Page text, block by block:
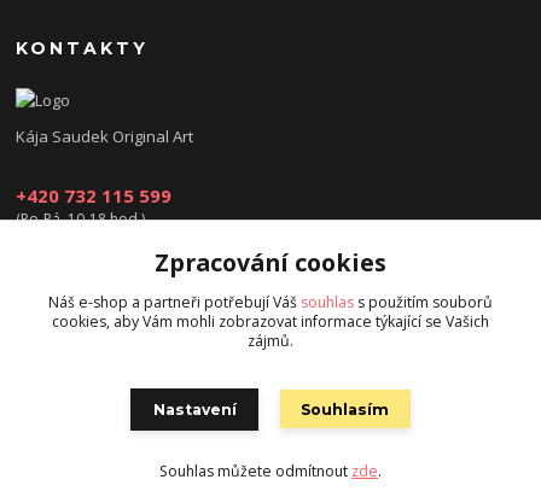
KONTAKTY
Kája Saudek Original Art
+420 732 115 599
(Po-Pá, 10-18 hod.)
obchod@kajasaudek.cz
Vytvořeno na
Eshop-rychle.cz
Zpracování cookies
Náš e-shop a partneři potřebují Váš souhlas s použitím souborů
cookies, aby Vám mohli zobrazovat informace týkající se Vašich
zájmů.
Nastavení Souhlasím
Souhlas můžete odmítnout zde.